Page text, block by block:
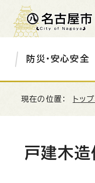
防災・安心安全
現在の位置： トッ
戸建木